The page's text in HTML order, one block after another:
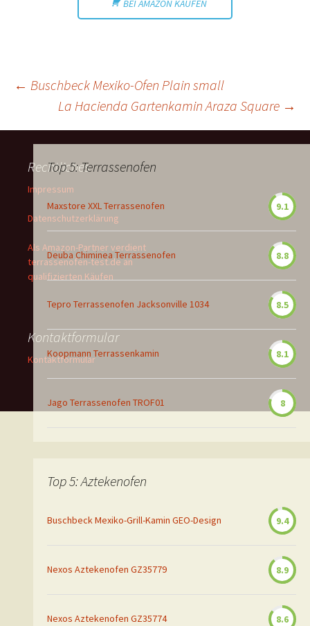
BEI AMAZON KAUFEN
Beitragsnavigation
← Buschbeck Mexiko-Ofen Plain small
La Hacienda Gartenkamin Araza Square →
Top 5: Terrassenofen
Maxstore XXL Terrassenofen 9.1
Deuba Chiminea Terrassenofen 8.8
Tepro Terrassenofen Jacksonville 1034 8.5
Koopmann Terrassenkamin 8.1
Jago Terrassenofen TROF01 8
Top 5: Aztekenofen
Buschbeck Mexiko-Grill-Kamin GEO-Design 9.4
Nexos Aztekenofen GZ35779 8.9
Nexos Aztekenofen GZ35774 8.6
Rechtliches
Impressum
Datenschutzerklärung
Als Amazon-Partner verdient
terrassenofen-test.de an
qualifizierten Käufen
Kontaktformular
Kontaktformular